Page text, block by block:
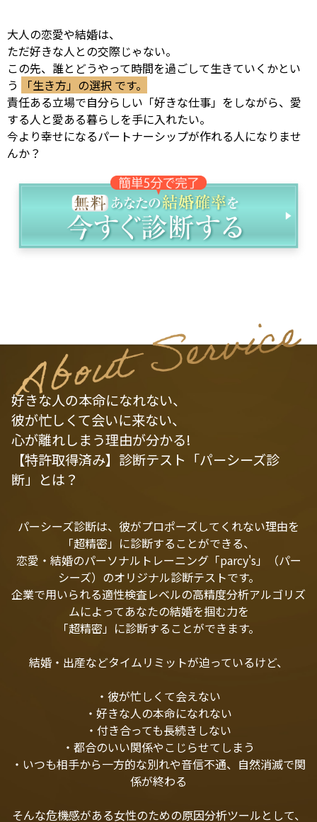
大人の恋愛や結婚は、
ただ好きな人との交際じゃない。
この先、誰とどうやって時間を過ごして生きていくかとい
う
「生き方」の選択 です。
責任ある立場で自分らしい「好きな仕事」をしながら、愛
する人と愛ある暮らしを手に入れたい。
今より幸せになるパートナーシップが作れる人になりませ
んか？
好きな人の本命になれない、
彼が忙しくて会いに来ない、
心が離れしまう理由が分かる!
【特許取得済み】診断テスト「パーシーズ診
断」とは？
パーシーズ診断は、彼がプロポーズしてくれない理由を
「超精密」に診断することができる、
恋愛・結婚のパーソナルトレーニング「parcy's」（パー
シーズ）のオリジナル診断テストです。
企業で用いられる適性検査レベルの高精度分析アルゴリズ
ムによってあなたの結婚を掴む力を
「超精密」に診断することができます。
結婚・出産などタイムリミットが迫っているけど、
・彼が忙しくて会えない
・好きな人の本命になれない
・付き合っても長続きしない
・都合のいい関係やこじらせてしまう
・いつも相手から一方的な別れや音信不通、自然消滅で関
係が終わる
そんな危機感がある女性のための原因分析ツールとして、